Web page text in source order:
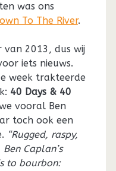
was ons
To The River.
2013, dus wij
iets nieuws.
week trakteerde
40 Days & 40
vooral Ben
toch ook een
“Rugged, raspy,
Caplan’s
to bourbon: